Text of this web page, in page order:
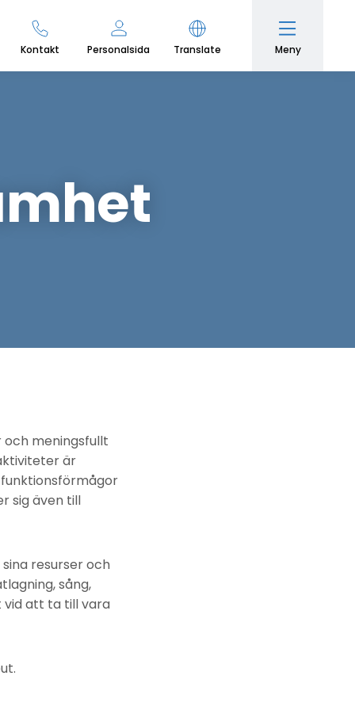
Kontakt Personalsida Translate Meny
meningsfullt
är
sig även till
resurser och
sång,
att ta till vara